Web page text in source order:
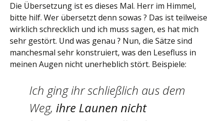
Die Übersetzung ist es dieses Mal. Herr im Himmel,
bitte hilf. Wer übersetzt denn sowas ? Das ist teilweise
wirklich schrecklich und ich muss sagen, es hat mich
sehr gestört. Und was genau ? Nun, die Sätze sind
manchesmal sehr konstruiert, was den Lesefluss in
meinen Augen nicht unerheblich stört. Beispiele:
Ich ging ihr schließlich aus dem
Weg, ihre Launen nicht